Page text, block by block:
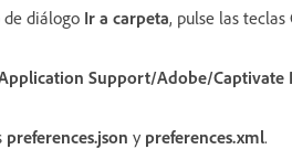
de diálogo Ir a carpeta, pulse las teclas
Support/Adobe/Captivate
preferences.json y preferences.xml.